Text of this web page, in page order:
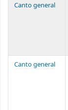
Canto general
Canto general